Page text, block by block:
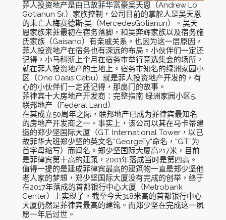
菲人投资地产是由已故菲华富豪吴天恩（Andrew Lo
Gotianun Sr.）家族控制，公司目前的掌舵人是吴天恩
的未亡人梅赛德斯·吴（MercedesGotianun）。吴天
恩家族来菲最初在宿务落脚，和吴弈辉家族以及宿务施
氏家族（Gaisano）有亲戚关系。也因为这一层原因，
菲人投资地产在宿务也有深远的布局。小伙伴们一定还
记得，小马科斯上个月在宿务市举行竞选集会的场所，
就在菲人投资地产的土地上。宿务市知名的绿洲家园小
区（One Oasis Cebu）就是菲人投资地产开发的，有
心的小伙伴们一定还记得，那扇门的故事。
菲律宾十大房地产开发商：完整指南 绿洲家园小区5.
联邦地产（Federal Land）
在其成立50周年之际，联邦地产已成为菲律宾最知名
的房地产开发商之一。事实上，该公司以其在马卡蒂建
造的郑少坚国际大厦（G.T. International Tower，以已
故菲华大班郑少坚的英文名“GeorgeTy”命名，“G.T.”为
首字母缩写）而闻名。郑少坚国际大厦高217米，目前
是菲律宾第十高的建筑，2001年落成当时是第四高。
值得一提的是建成菲律宾最高的建筑物一直是郑少坚他
老人家的梦想，郑少坚国际大厦没有完成的创举，终于
在2017年落成的首都银行中心大厦（Metrobank
Center）上实现了，截至今天318米高的首都银行中心
大厦仍然是菲律宾最高的建筑。而郑少坚在完成这一夙
愿一年后过世。